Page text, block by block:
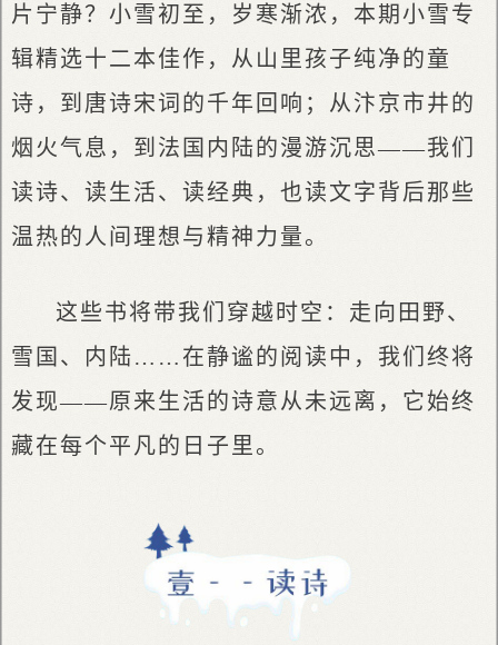
片宁静？小雪初至，岁寒渐浓，本期小雪专
辑精选十二本佳作，从山里孩子纯净的童
诗，到唐诗宋词的千年回响；从汴京市井的
烟火气息，到法国内陆的漫游沉思——我们
读诗、读生活、读经典，也读文字背后那些
温热的人间理想与精神力量。
这些书将带我们穿越时空：走向田野、
雪国、内陆……在静谧的阅读中，我们终将
发现——原来生活的诗意从未远离，它始终
藏在每个平凡的日子里。